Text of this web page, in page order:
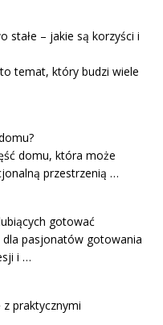
stałe – jakie są korzyści i
temat, który budzi wiele
domu, która może
przestrzenią …
gotować
pasjonatów gotowania
i …
z praktycznymi